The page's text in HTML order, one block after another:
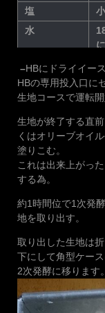
塩
水
ドライイー
スト
–HBにドライイー
HBの専用投入口に
生地コースで運転開
生地が終了する直
くはオリーブオイ
塗りこむ。
これは出来上がっ
する為。
約1時間位で1次発
地を取り出す。
取り出した生地は
下にして角型ケー
2次発酵に移ります。